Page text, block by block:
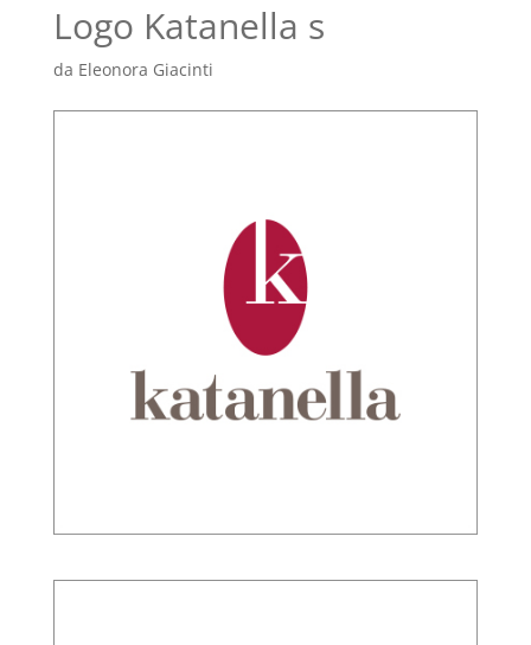
Logo Katanella s
da Eleonora Giacinti